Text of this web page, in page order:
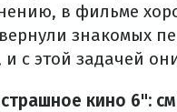
в фильме
вернули знакомых
с этой задачей
кино 6":